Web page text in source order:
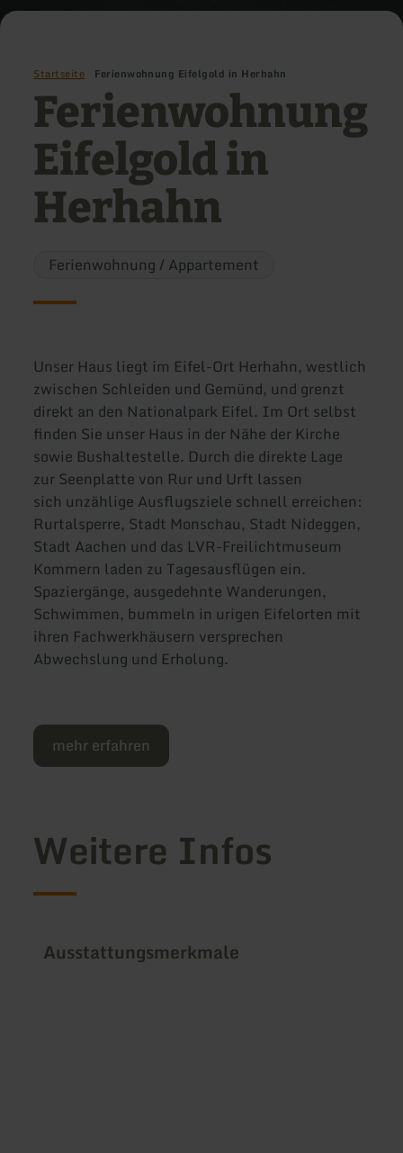
Startseite Ferienwohnung Eifelgold in Herhahn
Ferienwohnung
Eifelgold in
Herhahn
Ferienwohnung / Appartement
Unser Haus liegt im Eifel-Ort Herhahn, westlich
zwischen Schleiden und Gemünd, und grenzt
direkt an den Nationalpark Eifel. Im Ort selbst
finden Sie unser Haus in der Nähe der Kirche
sowie Bushaltestelle. Durch die direkte Lage
zur Seenplatte von Rur und Urft lassen
sich unzählige Ausflugsziele schnell erreichen:
Rurtalsperre, Stadt Monschau, Stadt Nideggen,
Stadt Aachen und das LVR-Freilichtmuseum
Kommern laden zu Tagesausflügen ein.
Spaziergänge, ausgedehnte Wanderungen,
Schwimmen, bummeln in urigen Eifelorten mit
ihren Fachwerkhäusern versprechen
Abwechslung und Erholung.
mehr erfahren
Weitere Infos
Ausstattungsmerkmale